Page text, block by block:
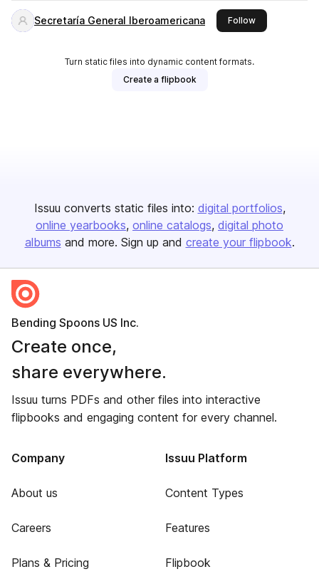
Secretaría General Iberoamericana Followthis publisher
Turn static files into dynamic content formats.
Create a flipbook
Issuu converts static files into: digital portfolios
online yearbooks online catalogs digital photo
albums and more. Sign up and create your flipbook.
Bending Spoons US Inc.
Create once,
share everywhere.
Issuu turns PDFs and other files into interactive
flipbooks and engaging content for every channel.
Company
About us
Careers
Plans & Pricing
Issuu Platform
Content Types
Features
Flipbook